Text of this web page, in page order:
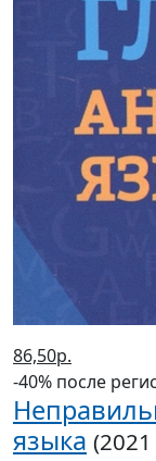
86,50р.
-40% после
языка (2021